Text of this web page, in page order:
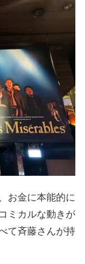
お金に本能的に
ミカルな動きが
て斉藤さんが持